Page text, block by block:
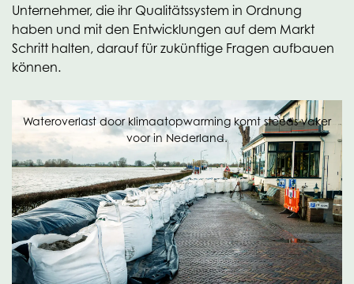
Unternehmer, die ihr Qualitätssystem in Ordnung
haben und mit den Entwicklungen auf dem Markt
Schritt halten, darauf für zukünftige Fragen aufbauen
können.
Wateroverlast door klimaatopwarming komt steeds vaker
voor in Nederland.
Die CSRD wird für einige KMU zu mehr
Verwaltungsaufwand führen. Verhagen erwartet
jedoch, dass sich die Unternehmen auf natürliche
Weise daran gewöhnen werden. Sie müssen über
Aspekte ihres Betriebs nachdenken, über die sie vorher
nicht nachdenken mussten. Aber werfen Sie einen